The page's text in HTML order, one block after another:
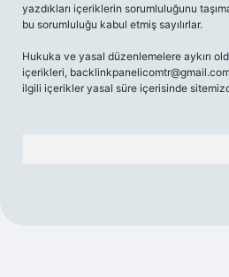
yazdıkları içeriklerin sorumluluğunu
bu sorumluluğu kabul etmiş sayılırlar.
Hukuka ve yasal düzenlemelere aykırı
içerikleri,
ilgili içerikler yasal süre içerisinde